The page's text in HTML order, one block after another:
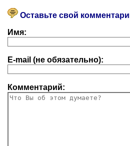
Оставьте свой
Имя:
E-mail (не обязательно):
Комментарий: